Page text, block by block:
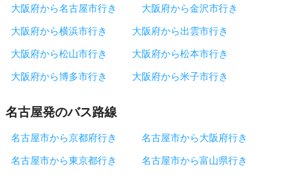
大阪府から名古屋市行き
大阪府から金沢市行き
大阪府から横浜市行き
大阪府から出雲市行き
大阪府から松山市行き
大阪府から松本市行き
大阪府から博多市行き
大阪府から米子市行き
名古屋発のバス路線
名古屋市から京都府行き
名古屋市から大阪府行き
名古屋市から東京都行き
名古屋市から富山県行き